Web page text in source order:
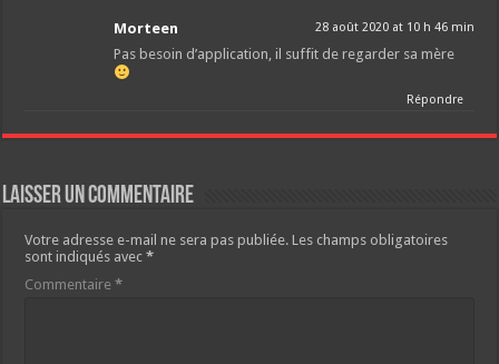
Morteen 28 août 2020 at 10 h 46 min
Pas besoin d’application, il suffit de regarder sa mère
Répondre
Laisser un commentaire
Votre adresse e-mail ne sera pas publiée. Les champs obligatoires
sont indiqués avec*
Commentaire*